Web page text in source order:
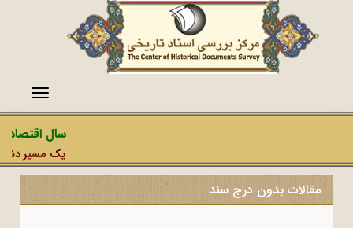
منو
سال
یک مسیر
مقالات بدون درج سند